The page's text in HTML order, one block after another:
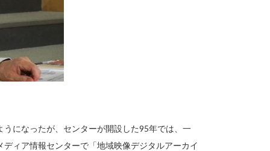
になったが、センターが開設した95年では、一
ィア情報センターで「地域映像デジタルアーカイ